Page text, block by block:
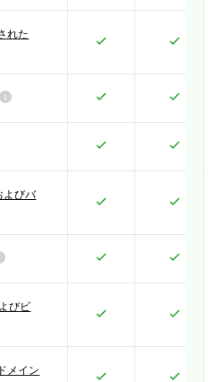
います。
能を比較する
プライズ
額課金
お得になります
キュリティと柔軟
ーラビリティにより、複
、および複雑なワークフ
能を比較する
れた
よびバ
びビ
メイン